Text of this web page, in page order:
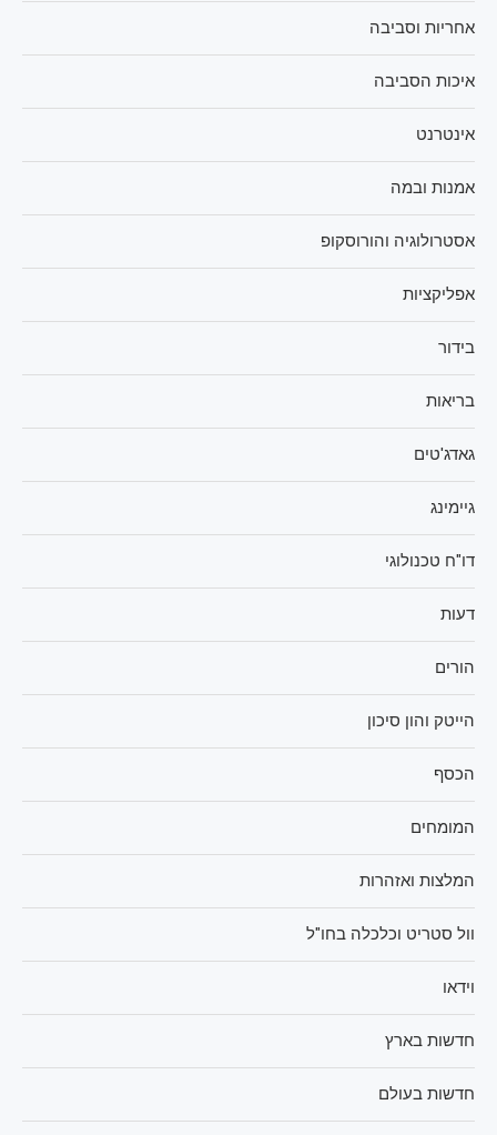
אחריות וסביבה
איכות הסביבה
אינטרנט
אמנות ובמה
אסטרולוגיה והורוסקופ
אפליקציות
בידור
בריאות
גאדג'טים
גיימינג
דו"ח טכנולוגי
דעות
הורים
הייטק והון סיכון
הכסף
המומחים
המלצות ואזהרות
וול סטריט וכלכלה בחו"ל
וידאו
חדשות בארץ
חדשות בעולם